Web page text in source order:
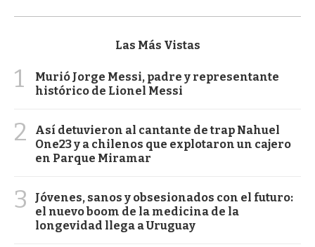
Las Más Vistas
1
Murió Jorge Messi, padre y representante
histórico de Lionel Messi
2
Así detuvieron al cantante de trap Nahuel
One23 y a chilenos que explotaron un cajero
en Parque Miramar
3
Jóvenes, sanos y obsesionados con el futuro:
el nuevo boom de la medicina de la
longevidad llega a Uruguay